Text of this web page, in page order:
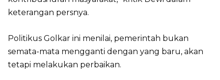
keterangan persnya.
Politikus Golkar ini menilai, pemerintah bukan
semata-mata mengganti dengan yang baru, akan
tetapi melakukan perbaikan.